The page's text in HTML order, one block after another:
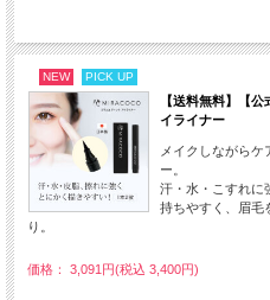
NEW PICK UP
【送料無料】【
イライナー
メイクしながら
ー。
汗・水・こすれに
持ちやすく、眉毛
り。
価格： 3,091円(税込 3,400円)